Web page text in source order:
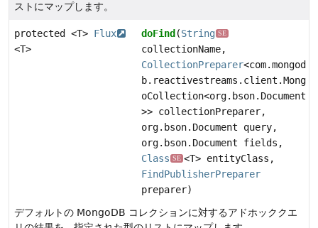
ストにマップします。
protected <T> Flux
<T>
doFind (String SE
collectionName,
CollectionPreparer<com.mongod
b.reactivestreams.client.Mong
oCollection<org.bson.Document
>> collectionPreparer,
org.bson.Document query,
org.bson.Document fields,
Class SE <T> entityClass,
FindPublisherPreparer
preparer)
デフォルトの MongoDB コレクションに対するアドホッククエ